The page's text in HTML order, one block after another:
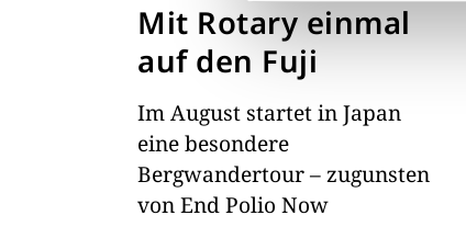
Mit Rotary einmal
auf den Fuji
Im August startet in Japan
eine besondere
Bergwandertour – zugunsten
von End Polio Now